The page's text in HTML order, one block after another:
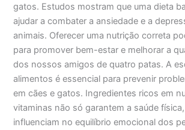
gatos. Estudos mostram que uma dieta
ajudar a combater a ansiedade e a
animais. Oferecer uma nutrição correta
para promover bem-estar e melhorar a
dos nossos amigos de quatro patas. A
alimentos é essencial para prevenir
em cães e gatos. Ingredientes ricos em
vitaminas não só garantem a saúde
influenciam no equilíbrio emocional dos